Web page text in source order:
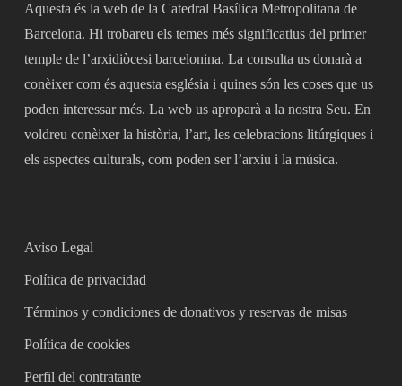
Aquesta és la web de la Catedral Basílica Metropolitana de
Barcelona. Hi trobareu els temes més significatius del primer
temple de l’arxidiòcesi barcelonina. La consulta us donarà a
conèixer com és aquesta església i quines són les coses que us
poden interessar més. La web us aproparà a la nostra Seu. En
voldreu conèixer la història, l’art, les celebracions litúrgiques i
els aspectes culturals, com poden ser l’arxiu i la música.
Aviso Legal
Política de privacidad
Términos y condiciones de donativos y reservas de misas
Política de cookies
Perfil del contratante